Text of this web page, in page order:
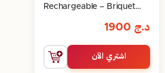
Rechargeable – Briquet
د.ج
اشتري الآن